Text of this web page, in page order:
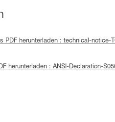
PDF herunterladen : technical-notice-
herunterladen : ANSI-Declaration-